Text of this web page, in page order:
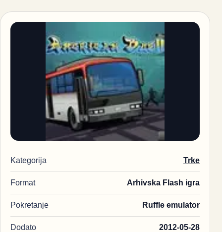
Kategorija Trke
Format Arhivska Flash igra
Pokretanje Ruffle emulator
Dodato 2012-05-28